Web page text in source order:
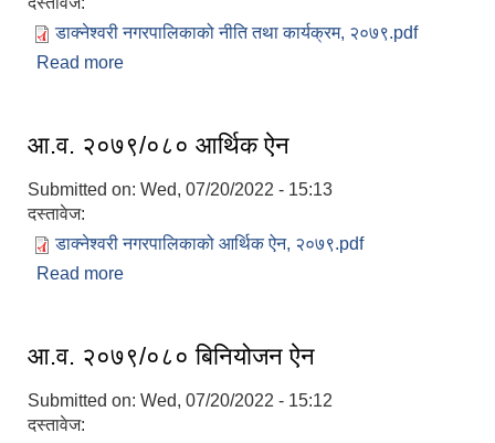
डाक्नेश्वरी नगरपालिकाको नीति तथा कार्यक्रम, २०७९.pdf
Read more
आ.व. २०७९/०८० आर्थिक ऐन
Submitted on: Wed, 07/20/2022 - 15:13
दस्तावेज:
डाक्नेश्वरी नगरपालिकाको आर्थिक ऐन, २०७९.pdf
Read more
आ.व. २०७९/०८० बिनियोजन ऐन
Submitted on: Wed, 07/20/2022 - 15:12
दस्तावेज: